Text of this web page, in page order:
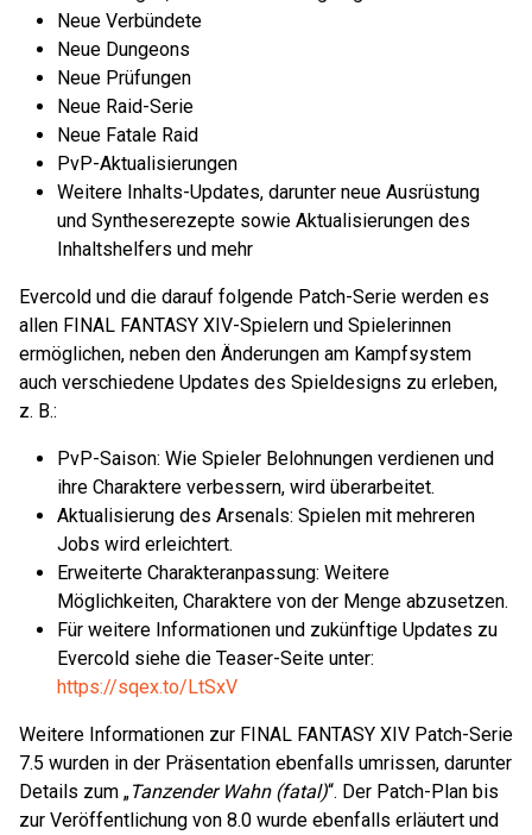
Neue Verbündete
Neue Dungeons
Neue Prüfungen
Neue Raid-Serie
Neue Fatale Raid
PvP-Aktualisierungen
Weitere Inhalts-Updates, darunter neue Ausrüstung
und Syntheserezepte sowie Aktualisierungen des
Inhaltshelfers und mehr
Evercold und die darauf folgende Patch-Serie werden es
allen FINAL FANTASY XIV-Spielern und Spielerinnen
ermöglichen, neben den Änderungen am Kampfsystem
auch verschiedene Updates des Spieldesigns zu erleben,
z. B.:
PvP-Saison: Wie Spieler Belohnungen verdienen und
ihre Charaktere verbessern, wird überarbeitet.
Aktualisierung des Arsenals: Spielen mit mehreren
Jobs wird erleichtert.
Erweiterte Charakteranpassung: Weitere
Möglichkeiten, Charaktere von der Menge abzusetzen.
Für weitere Informationen und zukünftige Updates zu
Evercold siehe die Teaser-Seite unter:
https://sqex.to/LtSxV
Weitere Informationen zur FINAL FANTASY XIV Patch-Serie
7.5 wurden in der Präsentation ebenfalls umrissen, darunter
Details zum „Tanzender Wahn (fatal)“. Der Patch-Plan bis
zur Veröffentlichung von 8.0 wurde ebenfalls erläutert und